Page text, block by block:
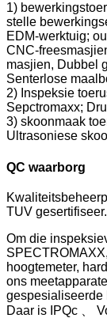
1)
stelle
EDM-werktuig;
CNC-
masjien, Dubbel
Senterlose
2) Inspeksie
Sepctromaxx;
3) skoonmaak
Ultrasoniese
QC waarborg
TUV gesertifiseer.
Om die
hoogtemeter,
ons
gespesialiseerde
Daar is IPQc 、